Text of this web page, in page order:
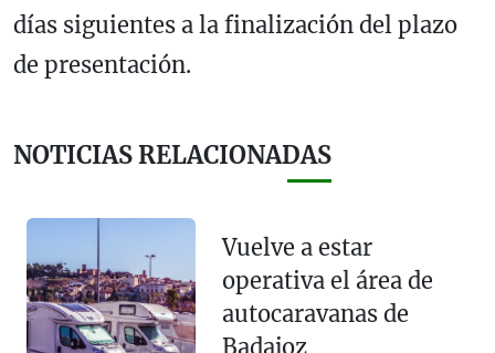
días siguientes a la finalización del plazo
de presentación.
NOTICIAS RELACIONADAS
Vuelve a estar
operativa el área de
autocaravanas de
Badajoz